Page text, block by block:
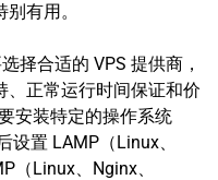
有用。
择合适的 VPS 提供商，
、正常运行时间保证和价
安装特定的操作系统
设置 LAMP（Linux、
（Linux、Nginx、